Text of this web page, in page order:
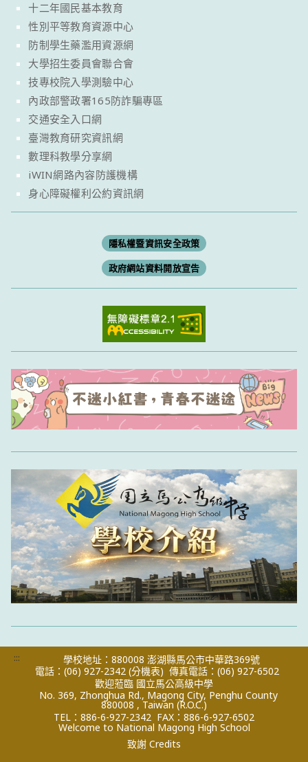
十二年國民基本教育
性別平等教育資源中心
防制學生藥濫用資源網
大學招生委員會聯合會
技專校院入學測驗中心
內政部警政署165防詐騙專區
交通安全入口網
臺灣教育研究資訊網
數理科教學分享網
iWIN網路內容防護機構
身心障礙權利公約資訊網
隱私權暨資訊安全政策
政府網站資料開放宣告
:::
學校地址：880008 澎湖縣馬公市中華路369號
電話：(06) 927-2342 (分機表) 傳真電話：(06) 927-6502
歡迎蒞臨 國立馬公高級中學
No. 369, Zhonghua Rd., Magong City, Penghu County
880008 , Taiwan (R.O.C.)
TEL：886-6-927-2342 FAX：886-6-927-6502
Welcome to National Magong High School
致謝 Credits